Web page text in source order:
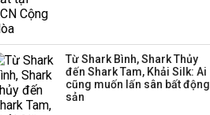
Thành viên HĐQT
VPBankS xin từ nhiệm
Từ Shark Bình, Shark Thủy
đến Shark Tam, Khải Silk: Ai
cũng muốn lấn sân bất động
sản